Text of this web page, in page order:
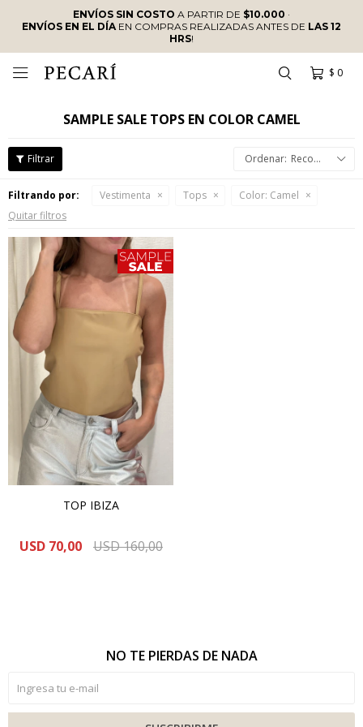
ENVÍOS SIN COSTO A PARTIR DE $10.000 ·
ENVÍOS EN EL DÍAEN COMPRAS REALIZADAS ANTES DE LAS 12
HRS!
$ 0

SAMPLE SALE TOPS EN COLOR CAMEL
Recomendados
Filtrando por: Vestimenta Tops Color: Camel
Quitar filtros
TOP IBIZA
USD 70,00 USD160,00
NO TE PIERDAS DE NADA